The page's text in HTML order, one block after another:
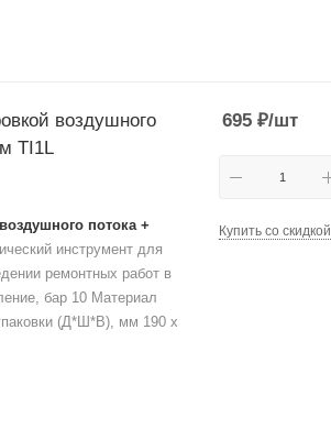
воздушного
TI1L
потока +
инструмент для
ремонтных работ в
бар 10 Материал
(Д*Ш*В), мм 190 x
695 ₽/шт
Купить со скидкой